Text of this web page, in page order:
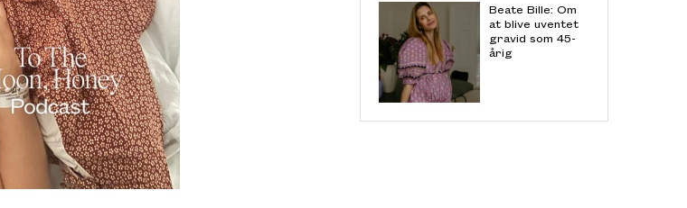
Beate Bille: Om
at blive uventet
gravid som 45-
årig